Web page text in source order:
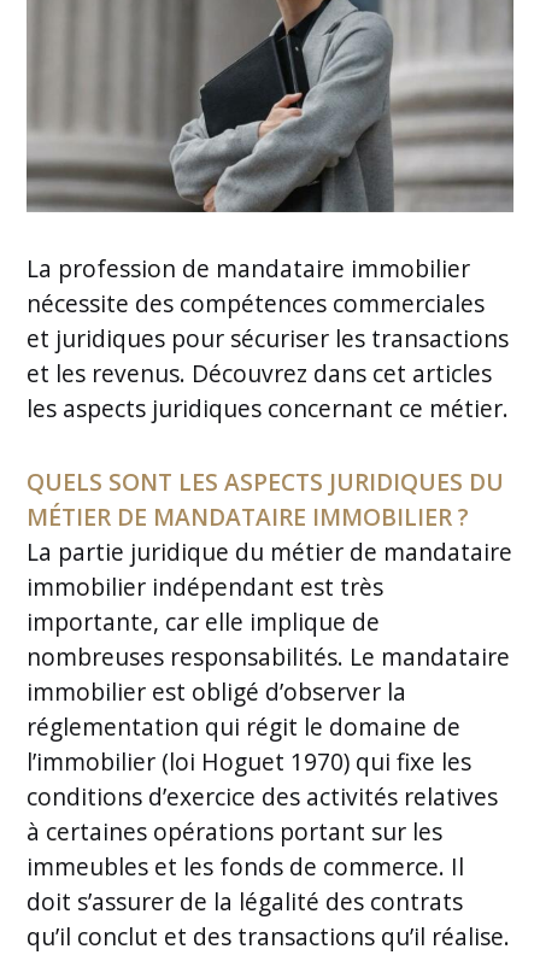
La profession de mandataire immobilier
nécessite des compétences commerciales
et juridiques pour sécuriser les transactions
et les revenus. Découvrez dans cet articles
les aspects juridiques concernant ce métier.
QUELS SONT LES ASPECTS JURIDIQUES DU
MÉTIER DE MANDATAIRE IMMOBILIER ?
La partie juridique du métier de mandataire
immobilier indépendant est très
importante, car elle implique de
nombreuses responsabilités. Le mandataire
immobilier est obligé d’observer la
réglementation qui régit le domaine de
l’immobilier (loi Hoguet 1970) qui fixe les
conditions d’exercice des activités relatives
à certaines opérations portant sur les
immeubles et les fonds de commerce. Il
doit s’assurer de la légalité des contrats
qu’il conclut et des transactions qu’il réalise.